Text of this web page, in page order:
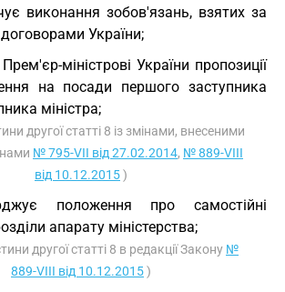
виконання зобов'язань, взятих за
України;
міністрові України пропозиції
на посади першого заступника
міністра;
другої статті 8 із змінами, внесеними
№ 795-VII від 27.02.2014, № 889-VIII
від 10.12.2015)
положення про самостійні
апарату міністерства;
другої статті 8 в редакції Закону №
889-VIII від 10.12.2015)